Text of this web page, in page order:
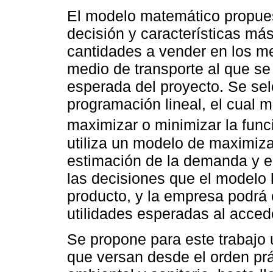
El modelo matemático
decisión y características
cantidades a vender en los
medio de transporte al que
esperada del proyecto. Se
programación lineal, el cual
maximizar o minimizar la
utiliza un modelo de
estimación de la demanda y
las decisiones que el
producto, y la empresa
utilidades esperadas al
Se propone para este
que versan desde el orden